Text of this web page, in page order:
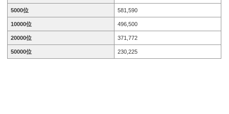
5000位 581,590
10000位 496,500
20000位 371,772
50000位 230,225